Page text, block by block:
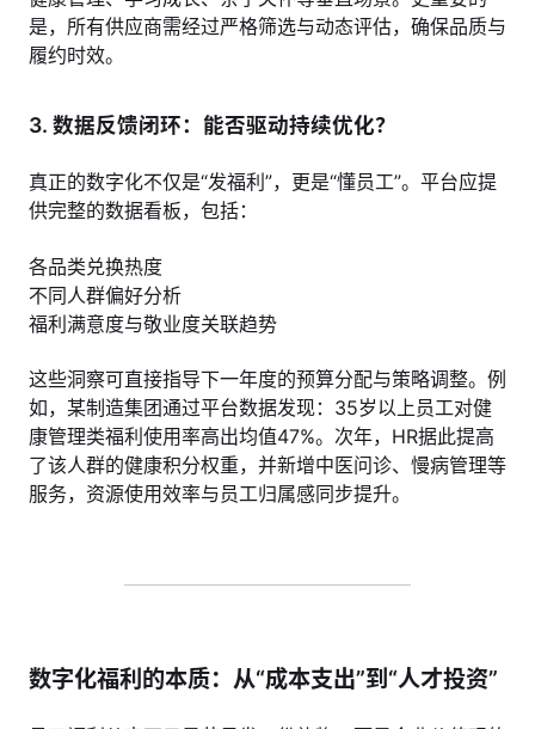
是，所有供应商需经过严格筛选与动态评估，确保品质与
履约时效。
3. 数据反馈闭环：能否驱动持续优化？
真正的数字化不仅是“发福利”，更是“懂员工”。平台应提
供完整的数据看板，包括：
各品类兑换热度
不同人群偏好分析
福利满意度与敬业度关联趋势
这些洞察可直接指导下一年度的预算分配与策略调整。例
如，某制造集团通过平台数据发现：35岁以上员工对健
康管理类福利使用率高出均值47%。次年，HR据此提高
了该人群的健康积分权重，并新增中医问诊、慢病管理等
服务，资源使用效率与员工归属感同步提升。
数字化福利的本质：从“成本支出”到“人才投资”